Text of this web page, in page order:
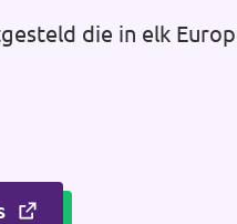
die in elk